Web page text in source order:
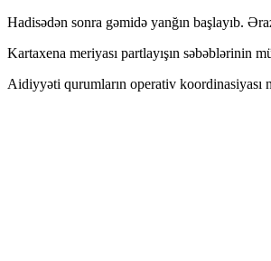
Hadisədən sonra gəmidə yanğın başlayıb.
Kartaxena meriyası partlayışın səbəblərinin
Aidiyyəti qurumların operativ koordinasiyası